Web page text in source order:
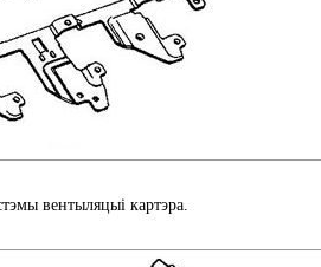
вентыляцыі картэра.